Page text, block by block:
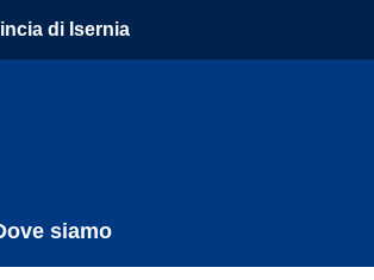
di Isernia
siamo